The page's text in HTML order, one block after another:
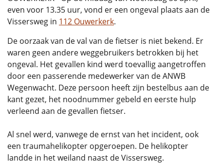
even voor 13.35 uur, vond er een ongeval plaats aan de
Vissersweg in 112 Ouwerkerk.
De oorzaak van de val van de fietser is niet bekend. Er
waren geen andere weggebruikers betrokken bij het
ongeval. Het gevallen kind werd toevallig aangetroffen
door een passerende medewerker van de ANWB
Wegenwacht. Deze persoon heeft zijn bestelbus aan de
kant gezet, het noodnummer gebeld en eerste hulp
verleend aan de gevallen fietser.
Al snel werd, vanwege de ernst van het incident, ook
een traumahelikopter opgeroepen. De helikopter
landde in het weiland naast de Vissersweg.